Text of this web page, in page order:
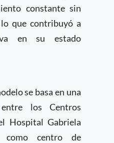
constante sin
que contribuyó a
en su estado
se basa en una
los Centros
Hospital Gabriela
como centro de